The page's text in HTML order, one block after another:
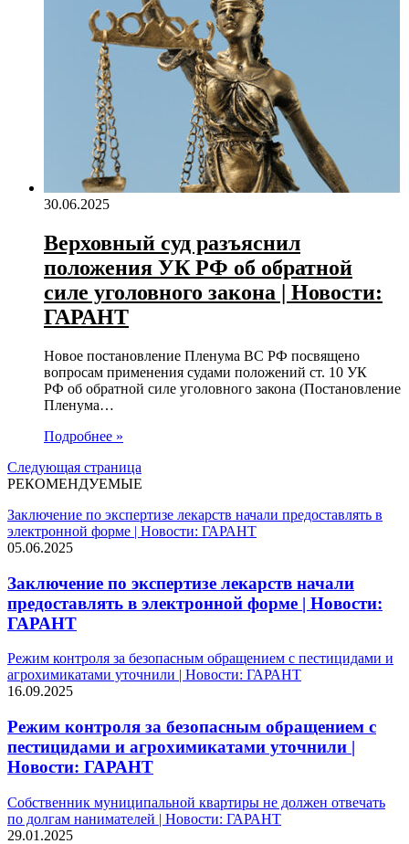
30.06.2025
Верховный суд разъяснил
положения УК РФ об обратной
силе уголовного закона | Новости:
ГАРАНТ
Новое постановление Пленума ВС РФ посвящено
вопросам применения судами положений ст. 10 УК
РФ об обратной силе уголовного закона (Постановление
Пленума…
Подробнее »
Следующая страница
РЕКОМЕНДУЕМЫЕ
Заключение по экспертизе лекарств начали предоставлять в
электронной форме | Новости: ГАРАНТ
05.06.2025
Заключение по экспертизе лекарств начали
предоставлять в электронной форме | Новости:
ГАРАНТ
Режим контроля за безопасным обращением с пестицидами и
агрохимикатами уточнили | Новости: ГАРАНТ
16.09.2025
Режим контроля за безопасным обращением с
пестицидами и агрохимикатами уточнили |
Новости: ГАРАНТ
Собственник муниципальной квартиры не должен отвечать
по долгам нанимателей | Новости: ГАРАНТ
29.01.2025